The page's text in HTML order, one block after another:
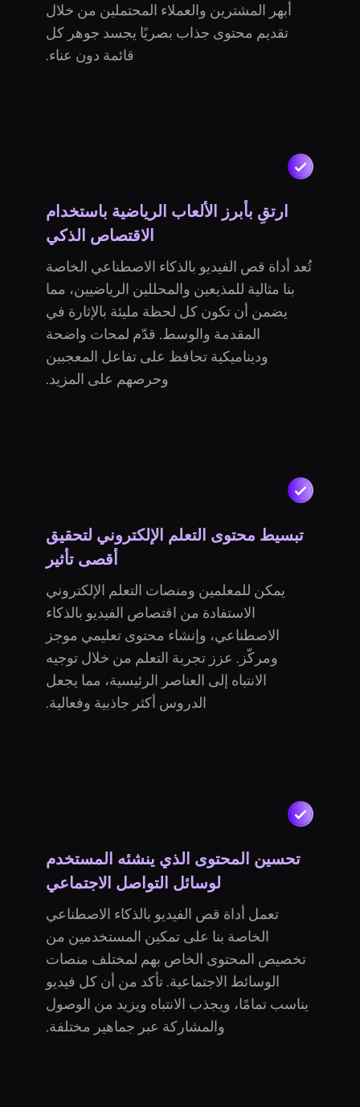
أبهر المشترين والعملاء المحتملين من خلال
تقديم محتوى جذاب بصريًا يجسد جوهر كل
قائمة دون عناء.
ارتقِ بأبرز الألعاب الرياضية باستخدام
الاقتصاص الذكي
تُعد أداة قص الفيديو بالذكاء الاصطناعي الخاصة
بنا مثالية للمذيعين والمحللين الرياضيين، مما
يضمن أن تكون كل لحظة مليئة بالإثارة في
المقدمة والوسط. قدّم لمحات واضحة
وديناميكية تحافظ على تفاعل المعجبين
وحرصهم على المزيد.
تبسيط محتوى التعلم الإلكتروني لتحقيق
أقصى تأثير
يمكن للمعلمين ومنصات التعلم الإلكتروني
الاستفادة من اقتصاص الفيديو بالذكاء
الاصطناعي، وإنشاء محتوى تعليمي موجز
ومركّز. عزز تجربة التعلم من خلال توجيه
الانتباه إلى العناصر الرئيسية، مما يجعل
الدروس أكثر جاذبية وفعالية.
تحسين المحتوى الذي ينشئه المستخدم
لوسائل التواصل الاجتماعي
تعمل أداة قص الفيديو بالذكاء الاصطناعي
الخاصة بنا على تمكين المستخدمين من
تخصيص المحتوى الخاص بهم لمختلف منصات
الوسائط الاجتماعية. تأكد من أن كل فيديو
يناسب تمامًا، ويجذب الانتباه ويزيد من الوصول
والمشاركة عبر جماهير مختلفة.